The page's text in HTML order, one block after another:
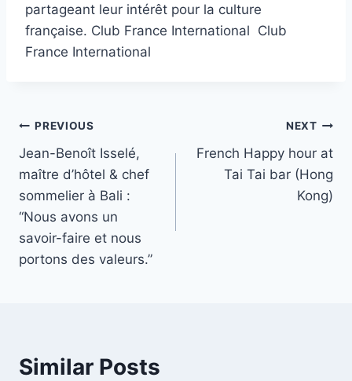
partageant leur intérêt pour la culture
française. Club France International Club
France International
Post
navigation
PREVIOUS
Jean-Benoît Isselé,
maître d’hôtel & chef
sommelier à Bali :
“Nous avons un
savoir-faire et nous
portons des valeurs.”
NEXT
French Happy hour at
Tai Tai bar (Hong
Kong)
Similar Posts